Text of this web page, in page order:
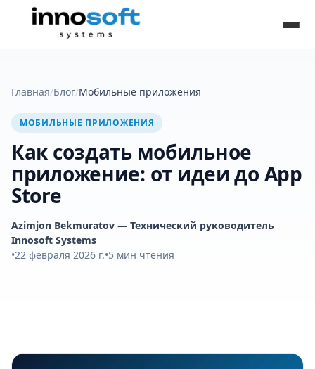
Главная/Блог/Мобильные приложения
МОБИЛЬНЫЕ ПРИЛОЖЕНИЯ
Как создать мобильное
приложение: от идеи до App
Store
Azimjon Bekmuratov — Технический руководитель
Innosoft Systems
•22 февраля 2026 г.•5 мин чтения